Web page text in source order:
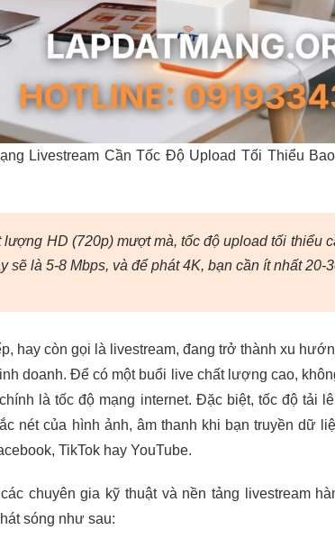
Livestream Cần Tốc Độ Upload Tối Thiểu
HD (720p) mượt mà, tốc độ upload tối thiểu
sẽ là 5-8 Mbps, và để phát 4K, bạn cần ít nhất 20-
hay còn gọi là livestream, đang trở thành xu
doanh. Để có một buổi live chất lượng cao,
là tốc độ mạng internet. Đặc biệt, tốc độ tải
nét của hình ảnh, âm thanh khi bạn truyền dữ
TikTok hay YouTube.
chuyên gia kỹ thuật và nền tảng livestream
sóng như sau: